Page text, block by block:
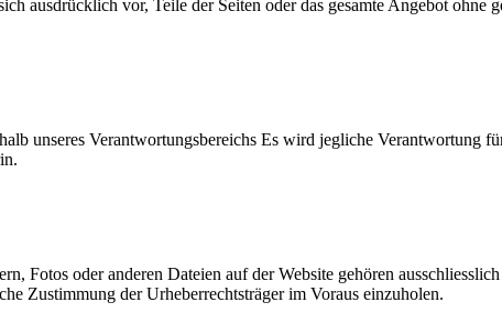
ausdrücklich vor, Teile der Seiten oder das gesamte Angebot ohne
unseres Verantwortungsbereichs Es wird jegliche Verantwortung
Fotos oder anderen Dateien auf der Website gehören ausschliesslich
Zustimmung der Urheberrechtsträger im Voraus einzuholen.